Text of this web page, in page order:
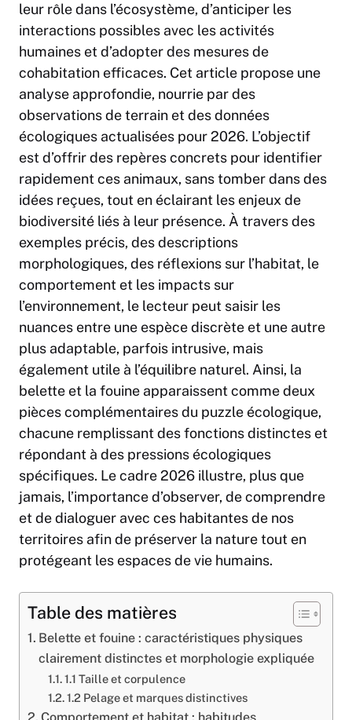
leur rôle dans l’écosystème, d’anticiper les
interactions possibles avec les activités
humaines et d’adopter des mesures de
cohabitation efficaces. Cet article propose une
analyse approfondie, nourrie par des
observations de terrain et des données
écologiques actualisées pour 2026. L’objectif
est d’offrir des repères concrets pour identifier
rapidement ces animaux, sans tomber dans des
idées reçues, tout en éclairant les enjeux de
biodiversité liés à leur présence. À travers des
exemples précis, des descriptions
morphologiques, des réflexions sur l’habitat, le
comportement et les impacts sur
l’environnement, le lecteur peut saisir les
nuances entre une espèce discrète et une autre
plus adaptable, parfois intrusive, mais
également utile à l’équilibre naturel. Ainsi, la
belette et la fouine apparaissent comme deux
pièces complémentaires du puzzle écologique,
chacune remplissant des fonctions distinctes et
répondant à des pressions écologiques
spécifiques. Le cadre 2026 illustre, plus que
jamais, l’importance d’observer, de comprendre
et de dialoguer avec ces habitantes de nos
territoires afin de préserver la nature tout en
protégeant les espaces de vie humains.
Table des matières
Belette et fouine : caractéristiques physiques
clairement distinctes et morphologie expliquée
1.1 Taille et corpulence
1.2 Pelage et marques distinctives